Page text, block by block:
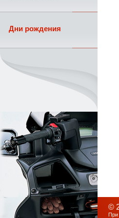
Дни рождения
©
При